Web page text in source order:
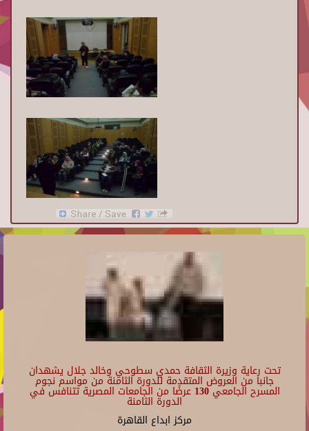
تحت رعاية وزيرة الثقافة حمدي سطوحي وخالد جلال يشهدان
جانبا من العروض المتقدمة للدورة الثامنة من مواسم نجوم
المسرح الجامعي 130 عرضًا من الجامعات المصرية تتنافس في
الدورة الثامنة
مركز ابداع القاهرة